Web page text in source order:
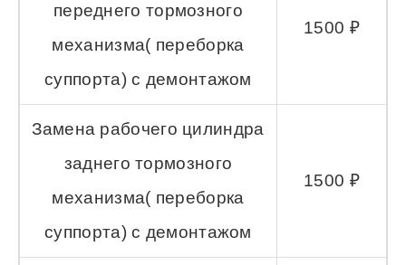
переднего тормозного
механизма( переборка
суппорта) с демонтажом
1500 ₽
Замена рабочего цилиндра
заднего тормозного
механизма( переборка
суппорта) с демонтажом
1500 ₽